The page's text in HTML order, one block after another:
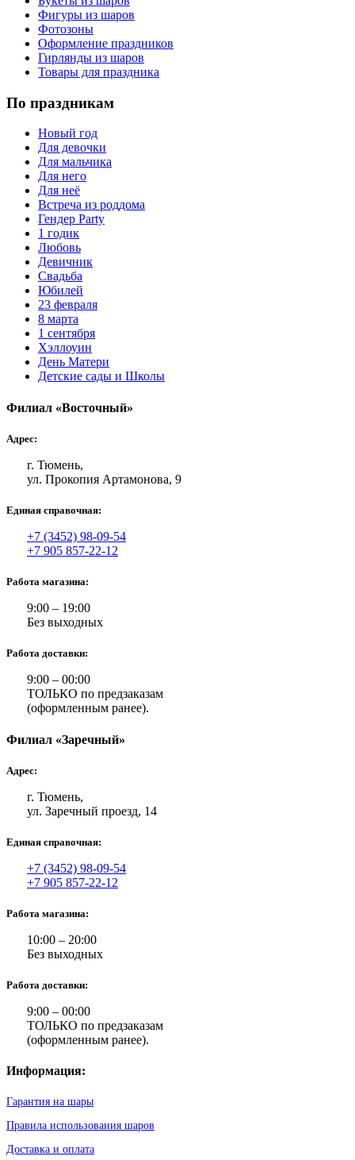
Фигуры из шаров
Фотозоны
Оформление праздников
Гирлянды из шаров
Товары для праздника
По праздникам
Новый год
Для девочки
Для мальчика
Для него
Для неё
Встреча из роддома
Гендер Party
1 годик
Любовь
Девичник
Свадьба
Юбилей
23 февраля
8 марта
1 сентября
Хэллоуин
День Матери
Детские сады и Школы
Филиал «Восточный»
Адрес:
г. Тюмень,
ул. Прокопия Артамонова, 9
Единая справочная:
+7 (3452) 98-09-54
+7 905 857-22-12
Работа магазина:
9:00 – 19:00
Без выходных
Работа доставки:
9:00 – 00:00
ТОЛЬКО по предзаказам
(оформленным ранее).
Филиал «Заречный»
Адрес:
г. Тюмень,
ул. Заречный проезд, 14
Единая справочная:
+7 (3452) 98-09-54
+7 905 857-22-12
Работа магазина:
10:00 – 20:00
Без выходных
Работа доставки:
9:00 – 00:00
ТОЛЬКО по предзаказам
(оформленным ранее).
Информация:
Гарантия на шары
Правила использования шаров
Доставка и оплата